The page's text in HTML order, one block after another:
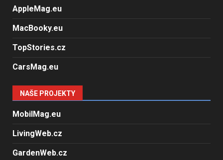
AppleMag.eu
MacBooky.eu
TopStories.cz
CarsMag.eu
NAŠE PROJEKTY
MobilMag.eu
LivingWeb.cz
GardenWeb.cz